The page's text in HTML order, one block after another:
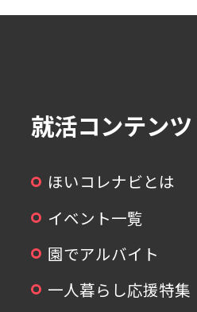
就活コンテンツ
ほいコレナビとは
イベント一覧
園でアルバイト
一人暮らし応援特集